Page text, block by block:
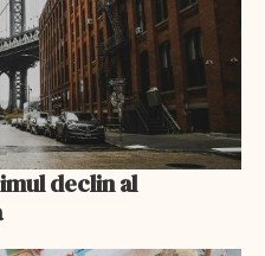
declin al